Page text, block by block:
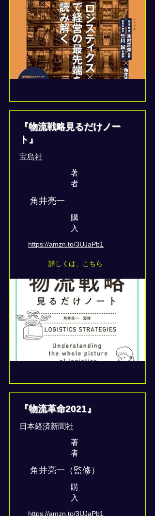
『物流戦略見るだけノー
ト』
宝島社
著
者
角井亮一
​購
入
https://amzn.to/3UJaPb1
詳しくは、こちら
『物流革命2021』
日本経済新聞社
著
者
角井亮一（監修）
​購
入
https://amzn.to/3UJaPb1